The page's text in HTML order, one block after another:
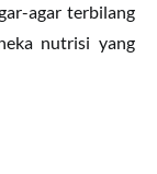
agar terbilang
nutrisi yang